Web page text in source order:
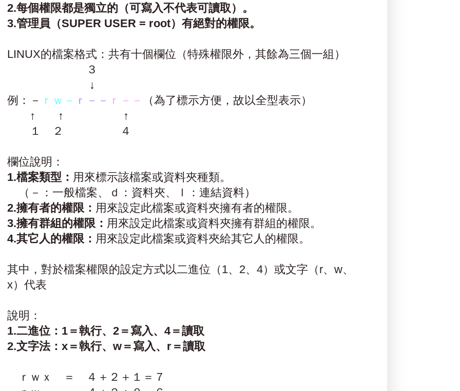
2.每個權限都是獨立的（可寫入不代表可讀取）。
3.管理員（SUPER USER = root）有絕對的權限。
LINUX的檔案格式：共有十個欄位（特殊權限外，其餘為三個一組）
３
↓
例：－ ｒｗ－ ｒ－－ ｒ－－
（為了標示方便，故以全型表示）
↑ ↑ ↑
１ ２ ４
欄位說明：
1.檔案類型： 用來標示該檔案或資料夾種類。
（－：一般檔案、ｄ：資料夾、ｌ：連結資料）
2.擁有者的權限： 用來設定此檔案或資料夾擁有者的權限。
3.擁有群組的權限： 用來設定此檔案或資料夾擁有群組的權限。
4.其它人的權限： 用來設定此檔案或資料夾給其它人的權限。
其中，對於檔案權限的設定方式以二進位（1、2、4）或文字（r、w、
x）代表
說明：
1.二進位：1＝執行、2＝寫入、4＝讀取
2.文字法：x＝執行、w＝寫入、r＝讀取
ｒｗｘ ＝ ４＋２＋１＝７